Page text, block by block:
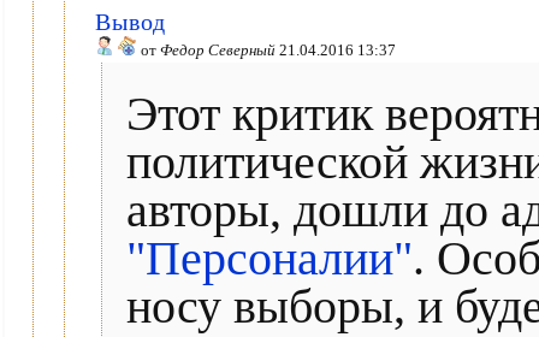
Вывод
от Федор Северный 21.04.2016 13:37
Этот критик
политической
авторы, дошли до
"Персоналии".
носу выборы, и